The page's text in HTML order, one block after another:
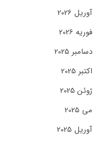
آوریل 2026
فوریه 2026
دسامبر 2025
اکتبر 2025
ژوئن 2025
می 2025
آوریل 2025